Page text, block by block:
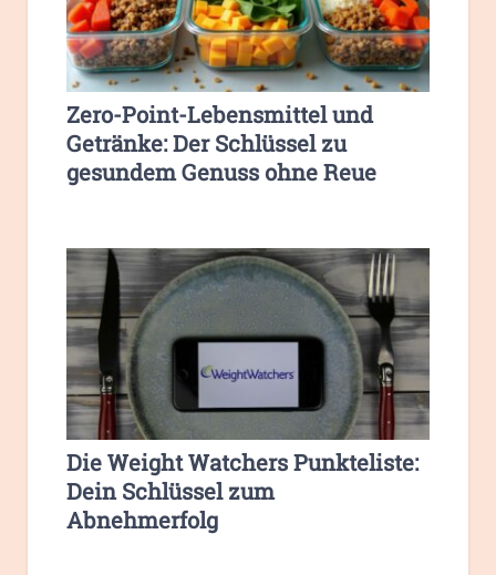
Zero-Point-Lebensmittel und
Getränke: Der Schlüssel zu
gesundem Genuss ohne Reue
Die Weight Watchers Punkteliste:
Dein Schlüssel zum
Abnehmerfolg